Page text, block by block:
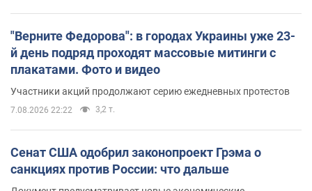
"Верните Федорова": в городах Украины уже 23-
й день подряд проходят массовые митинги с
плакатами. Фото и видео
Участники акций продолжают серию ежедневных протестов
7.08.2026 22:22 3,2 т.
Сенат США одобрил законопроект Грэма о
санкциях против России: что дальше